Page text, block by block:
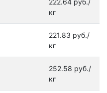
222.64 руб./
кг
221.83 руб./
кг
252.58 руб./
кг